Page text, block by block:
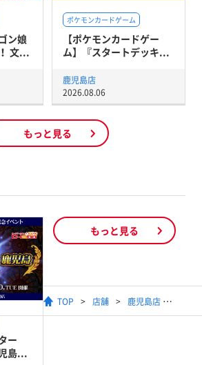
ポケモンカードゲーム
【ポケモンカードゲー
ム】『スタートデッキ...
鹿児島店
2026.08.06
ン娘
文...
もっと見る
ー
島...
もっと見る
TOP 店舗 鹿児島店